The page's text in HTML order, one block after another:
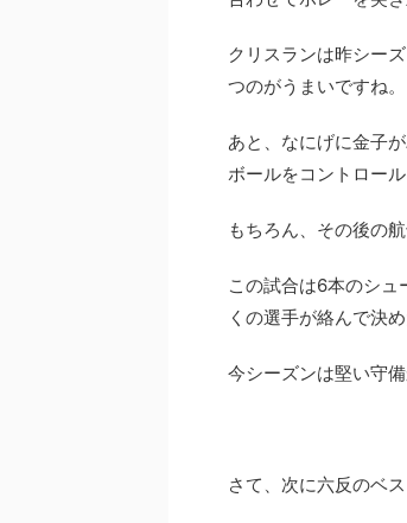
クリスランは昨シー
つのがうまいですね。
あと、なにげに金子
ボールをコントロー
もちろん、その後の
この試合は6本のシ
くの選手が絡んで決
今シーズンは堅い守
さて、次に六反のベ